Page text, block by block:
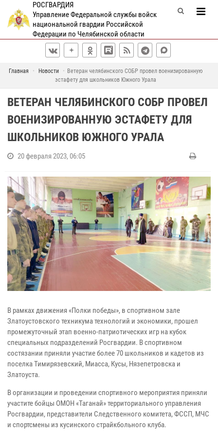
РОСГВАРДИЯ
Управление Федеральной службы войск
национальной гвардии Российской
Федерации по Челябинской области
Главная Новости
Ветеран челябинского СОБР провел военизированную
эстафету для школьников Южного Урала
ВЕТЕРАН ЧЕЛЯБИНСКОГО СОБР ПРОВЕЛ
ВОЕНИЗИРОВАННУЮ ЭСТАФЕТУ ДЛЯ
ШКОЛЬНИКОВ ЮЖНОГО УРАЛА
20 февраля 2023, 06:05
В рамках движения «Полки победы», в спортивном зале
Златоустовского техникума технологий и экономики, прошел
промежуточный этап военно-патриотических игр на кубок
специальных подразделений Росгвардии. В спортивном
состязании приняли участие более 70 школьников и кадетов из
поселка Тимирязевский, Миасса, Кусы, Нязепетровска и
Златоуста.
В организации и проведении спортивного мероприятия приняли
участите бойцы ОМОН «Таганай» территориального управления
Росгвардии, представители Следственного комитета, ФССП, МЧС
и спортсмены из кусинского страйкбольного клуба.